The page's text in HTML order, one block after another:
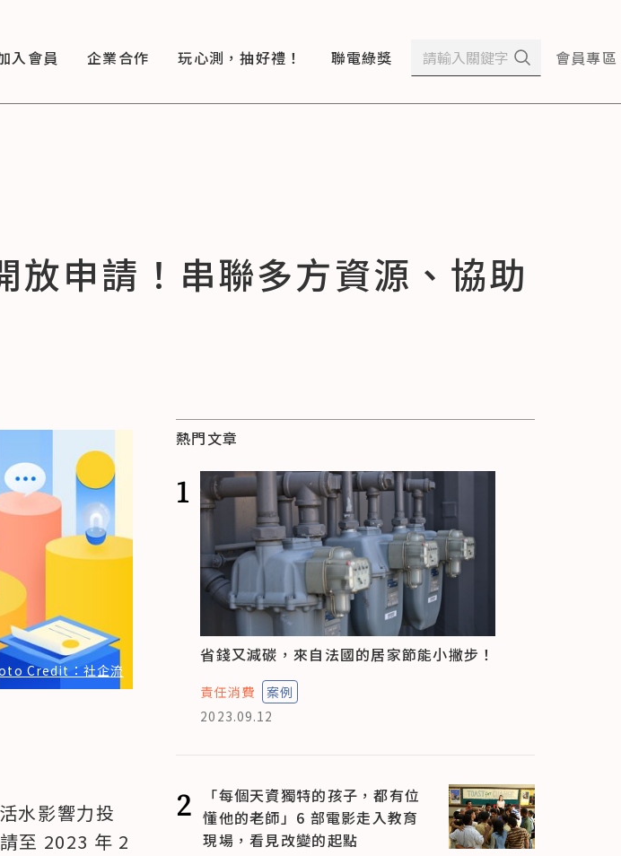
入會員 企業合作 玩心測，抽好禮！ 聯電綠獎 會員專區
放申請！串聯多方資源、協助
Credit：社企流
水影響力投
至 2023 年 2
熱門文章
1
省錢又減碳，來自法國的居家節能小撇步！
責任消費
案例
2023.09.12
2
「每個天資獨特的孩子，都有位
懂他的老師」6 部電影走入教育
現場，看見改變的起點